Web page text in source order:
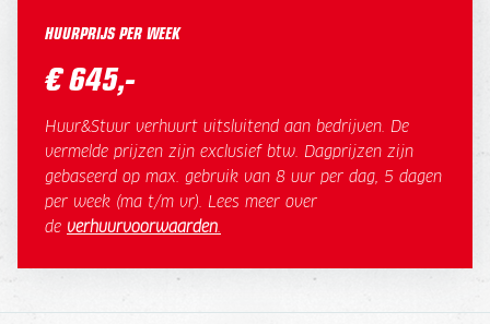
HUURPRIJS PER WEEK
€ 645,-
Huur&Stuur verhuurt uitsluitend aan bedrijven. De
vermelde prijzen zijn exclusief btw. Dagprijzen zijn
gebaseerd op max. gebruik van 8 uur per dag, 5 dagen
per week (ma t/m vr). Lees meer over
de verhuurvoorwaarden.